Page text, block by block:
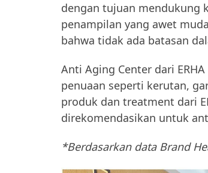
dengan tujuan mendukung
penampilan yang awet
bahwa tidak ada batasan
Anti Aging Center dari
penuaan seperti kerutan,
produk dan treatment dari
direkomendasikan untuk
*Berdasarkan data Brand